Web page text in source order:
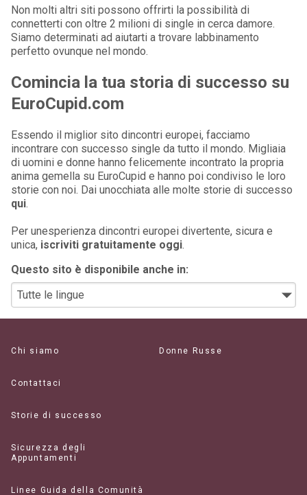
Non molti altri siti possono offrirti la possibilità di
connetterti con oltre 2 milioni di single in cerca damore.
Siamo determinati ad aiutarti a trovare labbinamento
perfetto ovunque nel mondo.
Comincia la tua storia di successo su
EuroCupid.com
Essendo il miglior sito dincontri europei, facciamo
incontrare con successo single da tutto il mondo. Migliaia
di uomini e donne hanno felicemente incontrato la propria
anima gemella su EuroCupid e hanno poi condiviso le loro
storie con noi. Dai unocchiata alle molte storie di successo
qui.
Per unesperienza dincontri europei divertente, sicura e
unica, iscriviti gratuitamente oggi.
Questo sito è disponibile anche in:
Chi siamo
Contattaci
Storie di successo
Sicurezza degli
Appuntamenti
Linee Guida della Comunità
Donne Russe